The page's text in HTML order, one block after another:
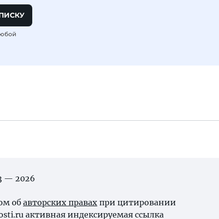
— 2026
об авторских правах при цитировании
активная индексируемая ссылка